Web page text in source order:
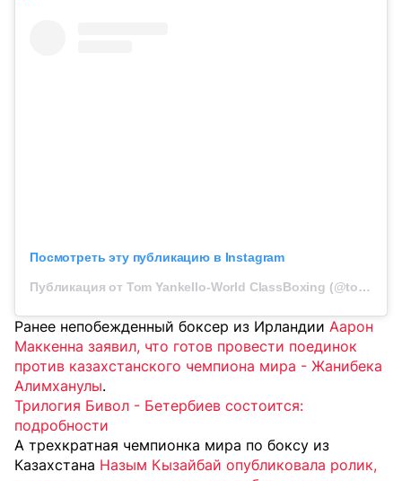
Посмотреть эту публикацию в Instagram
Публикация от Tom Yankello-World ClassBoxing (@tomyankelloboxing)
Ранее непобежденный боксер из Ирландии Аарон
Маккенна заявил, что готов провести поединок
против казахстанского чемпиона мира - Жанибека
Алимханулы.
Трилогия Бивол - Бетербиев состоится:
подробности
А трехкратная чемпионка мира по боксу из
Казахстана Назым Кызайбай опубликовала ролик,